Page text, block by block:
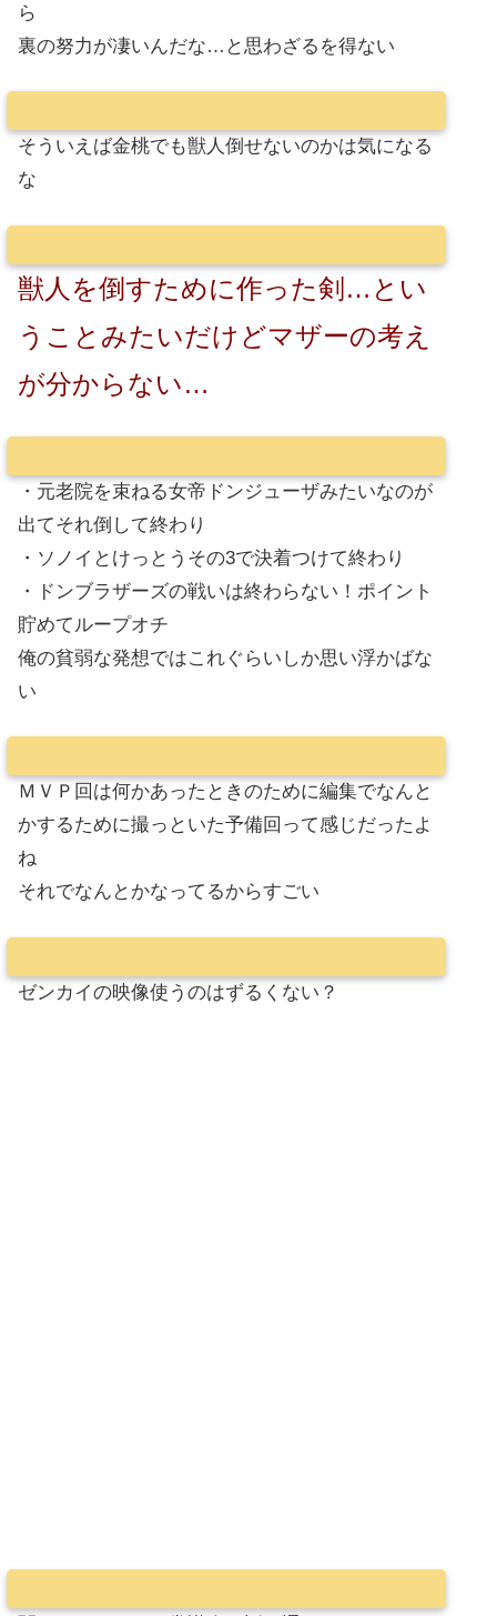
ら
裏の努力が凄いんだな…と思わざるを得ない
そういえば金桃でも獣人倒せないのかは気になる
な
獣人を倒すために作った剣…とい
うことみたいだけどマザーの考え
が分からない…
・元老院を束ねる女帝ドンジューザみたいなのが
出てそれ倒して終わり
・ソノイとけっとうその3で決着つけて終わり
・ドンブラザーズの戦いは終わらない！ポイント
貯めてループオチ
俺の貧弱な発想ではこれぐらいしか思い浮かばな
い
ＭＶＰ回は何かあったときのために編集でなんと
かするために撮っといた予備回って感じだったよ
ね
それでなんとかなってるからすごい
ゼンカイの映像使うのはずるくない？